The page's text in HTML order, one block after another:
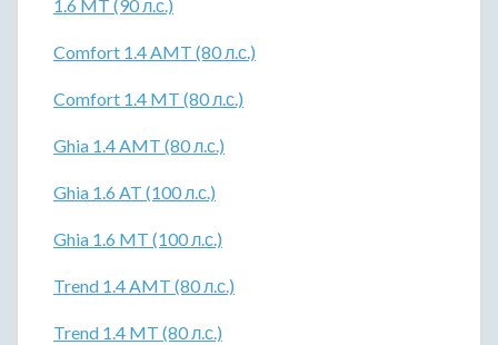
1.6 MT (90 л.с.)
Comfort 1.4 AMT (80 л.с.)
Comfort 1.4 MT (80 л.с.)
Ghia 1.4 AMT (80 л.с.)
Ghia 1.6 AT (100 л.с.)
Ghia 1.6 MT (100 л.с.)
Trend 1.4 AMT (80 л.с.)
Trend 1.4 MT (80 л.с.)